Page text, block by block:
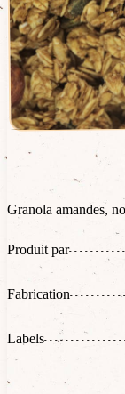
Granola amandes,
Produit par
Fabrication
Labels